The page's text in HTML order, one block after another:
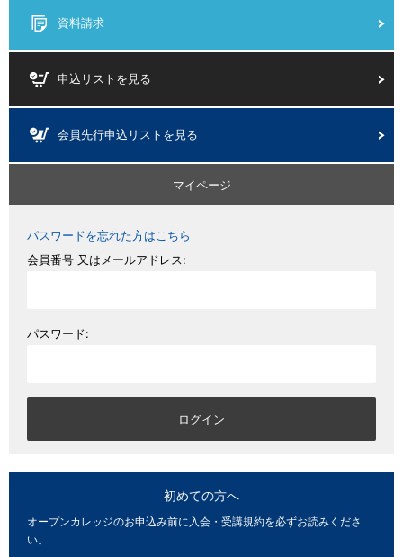
資料請求
申込リストを見る
会員先行申込リストを見る
マイページ
パスワードを忘れた方はこちら
会員番号 又はメールアドレス:
パスワード:
初めての方へ
オープンカレッジのお申込み前に入会・受講規約を必ずお読みくださ
い。